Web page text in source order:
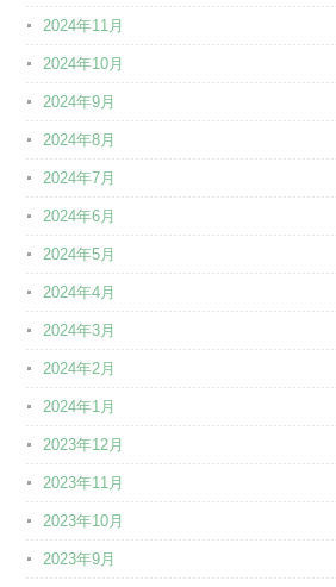
2024年11月
2024年10月
2024年9月
2024年8月
2024年7月
2024年6月
2024年5月
2024年4月
2024年3月
2024年2月
2024年1月
2023年12月
2023年11月
2023年10月
2023年9月